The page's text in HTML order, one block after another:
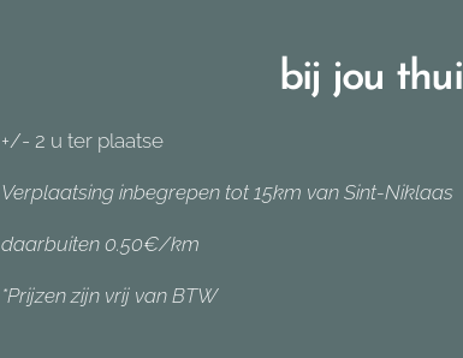
bij jou
+/- 2 u ter plaatse
Verplaatsing inbegrepen tot 15km van Sint-Niklaas
daarbuiten 0.50€/km
*Prijzen zijn vrij van BTW